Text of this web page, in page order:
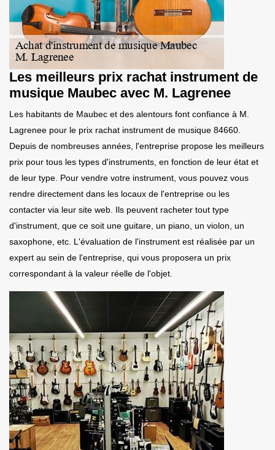
Les meilleurs prix rachat instrument de
musique Maubec avec M. Lagrenee
Les habitants de Maubec et des alentours font confiance à M.
Lagrenee pour le prix rachat instrument de musique 84660.
Depuis de nombreuses années, l'entreprise propose les meilleurs
prix pour tous les types d'instruments, en fonction de leur état et
de leur type. Pour vendre votre instrument, vous pouvez vous
rendre directement dans les locaux de l'entreprise ou les
contacter via leur site web. Ils peuvent racheter tout type
d'instrument, que ce soit une guitare, un piano, un violon, un
saxophone, etc. L'évaluation de l'instrument est réalisée par un
expert au sein de l'entreprise, qui vous proposera un prix
correspondant à la valeur réelle de l'objet.